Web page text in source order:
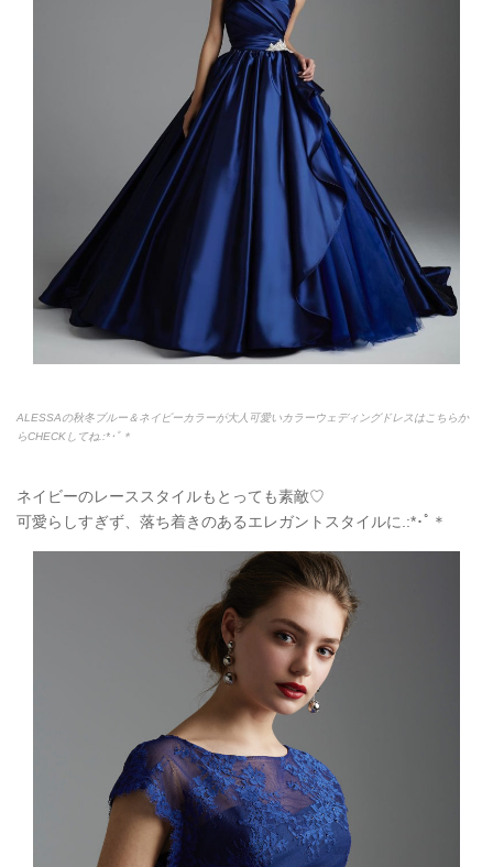
ALESSAの秋冬ブルー＆ネイビーカラーが大人可愛いカラーウェディングドレスはこちらか
らCHECKしてね.:*･ﾟ＊
ネイビーのレーススタイルもとっても素敵♡
可愛らしすぎず、落ち着きのあるエレガントスタイルに.:*･ﾟ＊